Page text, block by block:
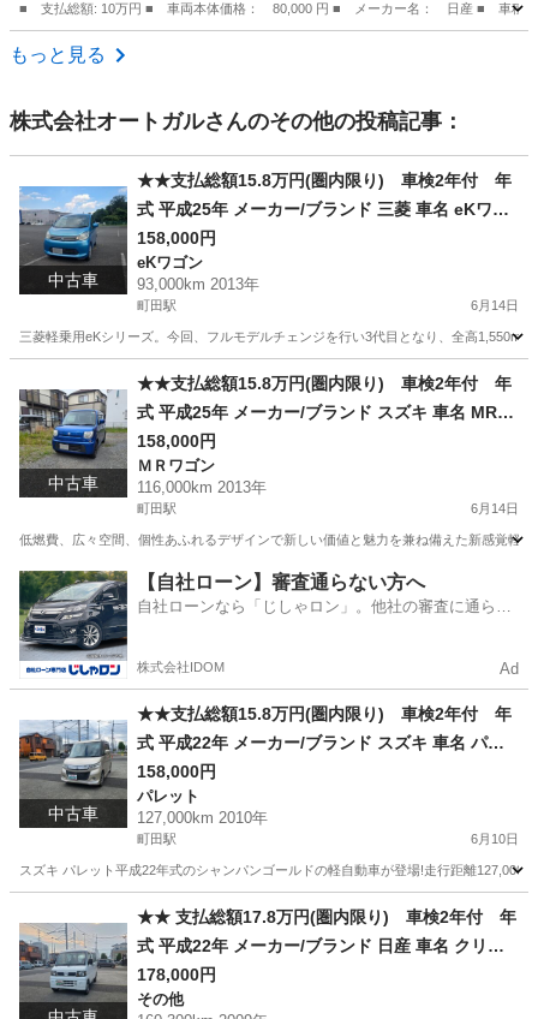
■ 支払総額: 10万円 ■ 車両本体価格： 80,000 円 ■ メーカー名： 日産 ■ 車
茨城 水戸市
もっと見る
株式会社オートガルさんのその他の投稿記事：
中古車
★★支払総額15.8万円(圏内限り) 車検2年付 年
式 平成25年 メーカー/ブランド 三菱 車名 eKワゴ
ン グレード G★★
158,000円
eKワゴン
93,000km 2013年
町田駅 6月14日
三菱軽乗用eKシリーズ。今回、フルモデルチェンジを行い3代目となり、全高
町田駅 eKワゴン 車両
中古車
★★支払総額15.8万円(圏内限り) 車検2年付 年
式 平成25年 メーカー/ブランド スズキ 車名 MRワ
ゴン グレード X★★
158,000円
ＭＲワゴン
116,000km 2013年
町田駅 6月14日
低燃費、広々空間、個性あふれるデザインで新しい価値と魅力を兼ね備えた新感覚軽
東京 町田市 町田駅 ＭＲワゴン 車両
【自社ローン】審査通らない方へ
自社ローンなら「じしゃロン」。他社の審査に通らな
株式会社IDOM Ad
中古車
★★支払総額15.8万円(圏内限り) 車検2年付 年
式 平成22年 メーカー/ブランド スズキ 車名 パレ
ット グレード SW XS★★
158,000円
パレット
127,000km 2010年
町田駅 6月10日
スズキ パレット平成22年式のシャンパンゴールドの軽自動車が登場!走行距離
町田駅 パレット 車両
★★ 支払総額17.8万円(圏内限り) 車検2年付 年
式 平成22年 メーカー/ブランド 日産 車名 クリッ
パー グレード DX★★
178,000円
その他